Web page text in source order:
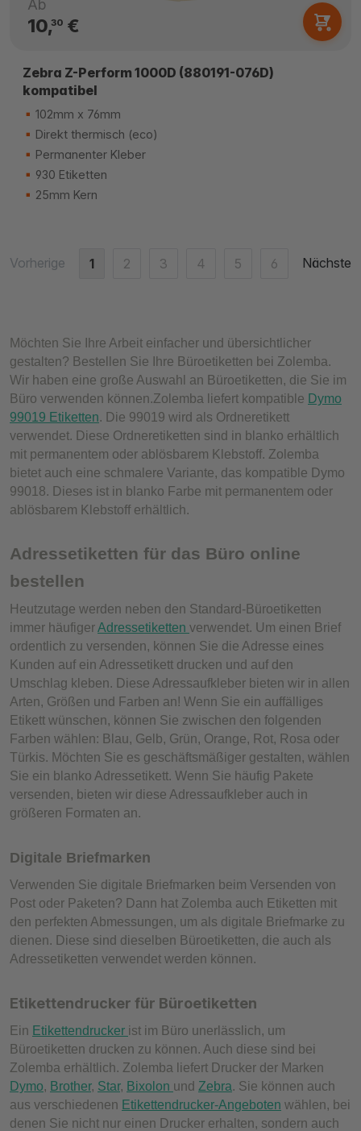
Ab
10,30€
Zebra Z-Perform 1000D (880191-076D)
kompatibel
102mm x 76mm
Direkt thermisch (eco)
Permanenter Kleber
930 Etiketten
25mm Kern
Vorherige 1 2 3 4 5 6 Nächste
Möchten Sie Ihre Arbeit einfacher und übersichtlicher
gestalten? Bestellen Sie Ihre Büroetiketten bei Zolemba.
Wir haben eine große Auswahl an Büroetiketten, die Sie im
Büro verwenden können.Zolemba liefert kompatible Dymo
99019 Etiketten. Die 99019 wird als Ordneretikett
verwendet. Diese Ordneretiketten sind in blanko erhältlich
mit permanentem oder ablösbarem Klebstoff. Zolemba
bietet auch eine schmalere Variante, das kompatible Dymo
99018. Dieses ist in blanko Farbe mit permanentem oder
ablösbarem Klebstoff erhältlich.
Adressetiketten für das Büro online
bestellen
Heutzutage werden neben den Standard-Büroetiketten
immer häufigerAdressetiketten verwendet. Um einen Brief
ordentlich zu versenden, können Sie die Adresse eines
Kunden auf ein Adressetikett drucken und auf den
Umschlag kleben. Diese Adressaufkleber bieten wir in allen
Arten, Größen und Farben an! Wenn Sie ein auffälliges
Etikett wünschen, können Sie zwischen den folgenden
Farben wählen: Blau, Gelb, Grün, Orange, Rot, Rosa oder
Türkis. Möchten Sie es geschäftsmäßiger gestalten, wählen
Sie ein blanko Adressetikett. Wenn Sie häufig Pakete
versenden, bieten wir diese Adressaufkleber auch in
größeren Formaten an.
Digitale Briefmarken
Verwenden Sie digitale Briefmarken beim Versenden von
Post oder Paketen? Dann hat Zolemba auch Etiketten mit
den perfekten Abmessungen, um als digitale Briefmarke zu
dienen. Diese sind dieselben Büroetiketten, die auch als
Adressetiketten verwendet werden können.
Etikettendrucker für Büroetiketten
Ein Etikettendrucker ist im Büro unerlässlich, um
Büroetiketten drucken zu können. Auch diese sind bei
Zolemba erhältlich. Zolemba liefert Drucker der Marken
Dymo, Brother, Star, Bixolon und Zebra. Sie können auch
aus verschiedenen Etikettendrucker-Angeboten wählen, bei
denen Sie nicht nur einen Drucker erhalten, sondern auch